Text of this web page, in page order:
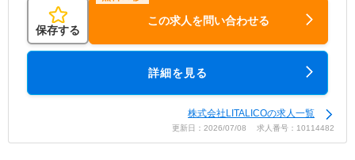
保存する
この求人を問い合わせる
詳細を見る
株式会社LITALICOの求人一覧
更新日：2026/07/08 求人番号：10114482